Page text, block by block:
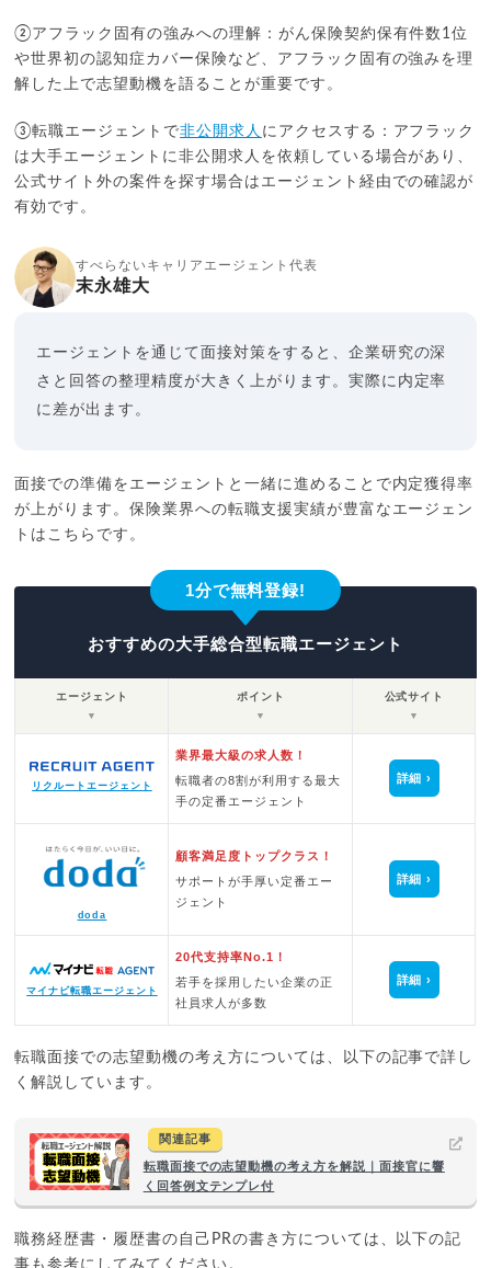
②アフラック固有の強みへの理解：がん保険契約保有件数1位
や世界初の認知症カバー保険など、アフラック固有の強みを理
解した上で志望動機を語ることが重要です。
③転職エージェントで非公開求人 にアクセスする：アフラック
は大手エージェントに非公開求人を依頼している場合があり、
公式サイト外の案件を探す場合はエージェント経由での確認が
有効です。
すべらないキャリアエージェント代表
末永雄大
エージェントを通じて面接対策をすると、企業研究の深
さと回答の整理精度が大きく上がります。実際に内定率
に差が出ます。
面接での準備をエージェントと一緒に進めることで内定獲得率
が上がります。保険業界への転職支援実績が豊富なエージェン
トはこちらです。
1分で無料登録!
おすすめの大手総合型転職エージェント
エージェント
▼
ポイント
▼
公式サイト
▼
リクルートエージェント
業界最大級の求人数！
転職者の8割が利用する最大
手の定番エージェント
詳細
doda
顧客満足度トップクラス！
サポートが手厚い定番エー
ジェント
詳細
マイナビ転職エージェント
20代支持率No.1！
若手を採用したい企業の正
社員求人が多数
詳細
転職面接での志望動機の考え方については、以下の記事で詳し
く解説しています。
関連記事
転職面接での志望動機の考え方を解説｜面接官に響
く回答例文テンプレ付
職務経歴書・履歴書の自己PRの書き方については、以下の記
事も参考にしてみてください。